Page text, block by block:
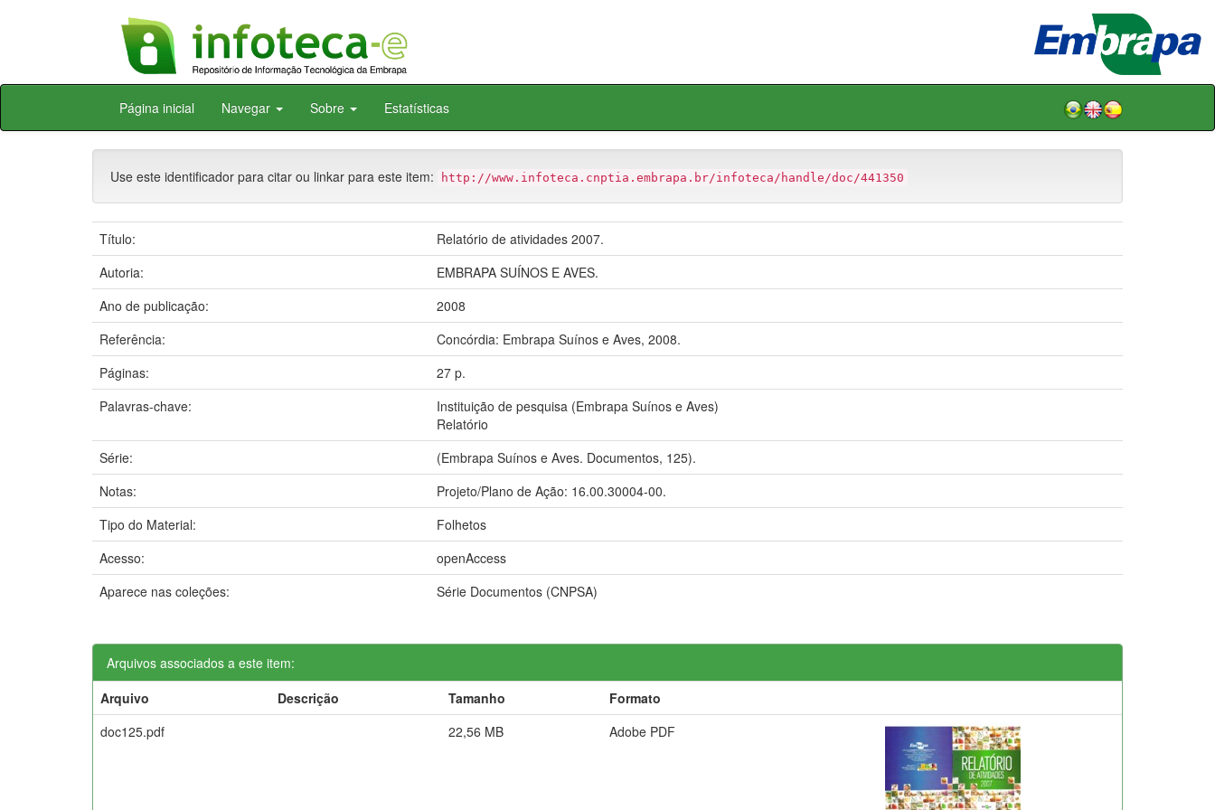
Skip
Página inicial Navegar Sobre Estatísticas
Use este identificador para citar ou linkar para este item: http://www.infoteca.cnptia.embrapa.br/infoteca/handle/doc/441350
Título:
Relatório de atividades 2007.
Autoria:
EMBRAPA SUÍNOS E AVES.
Ano de publicação:
2008
Referência:
Concórdia: Embrapa Suínos e Aves, 2008.
Páginas:
27 p.
Palavras-chave:
Instituição de pesquisa (Embrapa Suínos e Aves)
Relatório
Série:
(Embrapa Suínos e Aves. Documentos, 125).
Notas:
Projeto/Plano de Ação: 16.00.30004-00.
Tipo do Material:
Folhetos
Acesso:
openAccess
Aparece nas coleções:
Série Documentos (CNPSA)
Arquivos associados a este item:
Arquivo
Descrição Tamanho
Formato
doc125.pdf
22,56 MB Adobe PDF